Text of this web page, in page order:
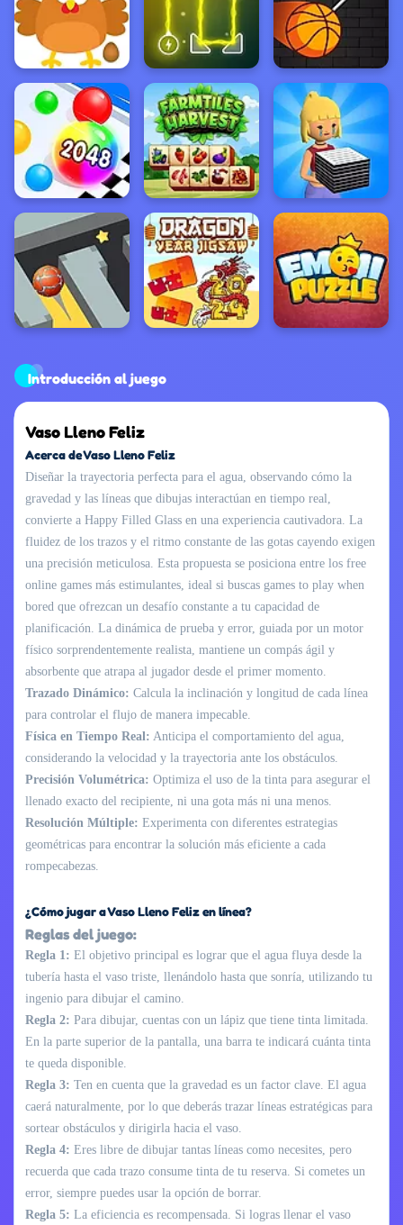
Introducción al juego
Vaso Lleno Feliz
Acerca de Vaso Lleno Feliz
Diseñar la trayectoria perfecta para el agua, observando cómo la
gravedad y las líneas que dibujas interactúan en tiempo real,
convierte a Happy Filled Glass en una experiencia cautivadora. La
fluidez de los trazos y el ritmo constante de las gotas cayendo exigen
una precisión meticulosa. Esta propuesta se posiciona entre los free
online games más estimulantes, ideal si buscas games to play when
bored que ofrezcan un desafío constante a tu capacidad de
planificación. La dinámica de prueba y error, guiada por un motor
físico sorprendentemente realista, mantiene un compás ágil y
absorbente que atrapa al jugador desde el primer momento.
Trazado Dinámico: Calcula la inclinación y longitud de cada línea
para controlar el flujo de manera impecable.
Física en Tiempo Real: Anticipa el comportamiento del agua,
considerando la velocidad y la trayectoria ante los obstáculos.
Precisión Volumétrica: Optimiza el uso de la tinta para asegurar el
llenado exacto del recipiente, ni una gota más ni una menos.
Resolución Múltiple: Experimenta con diferentes estrategias
geométricas para encontrar la solución más eficiente a cada
rompecabezas.
¿Cómo jugar a Vaso Lleno Feliz en línea?
Reglas del juego:
Regla 1: El objetivo principal es lograr que el agua fluya desde la
tubería hasta el vaso triste, llenándolo hasta que sonría, utilizando tu
ingenio para dibujar el camino.
Regla 2: Para dibujar, cuentas con un lápiz que tiene tinta limitada.
En la parte superior de la pantalla, una barra te indicará cuánta tinta
te queda disponible.
Regla 3: Ten en cuenta que la gravedad es un factor clave. El agua
caerá naturalmente, por lo que deberás trazar líneas estratégicas para
sortear obstáculos y dirigirla hacia el vaso.
Regla 4: Eres libre de dibujar tantas líneas como necesites, pero
recuerda que cada trazo consume tinta de tu reserva. Si cometes un
error, siempre puedes usar la opción de borrar.
Regla 5: La eficiencia es recompensada. Si logras llenar el vaso